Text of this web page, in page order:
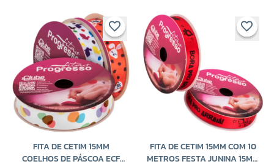
FITA DE CETIM 15MM
COELHOS DE PÁSCOA ECF
FITA DE CETIM 15MM COM 10
METROS FESTA JUNINA 15MM